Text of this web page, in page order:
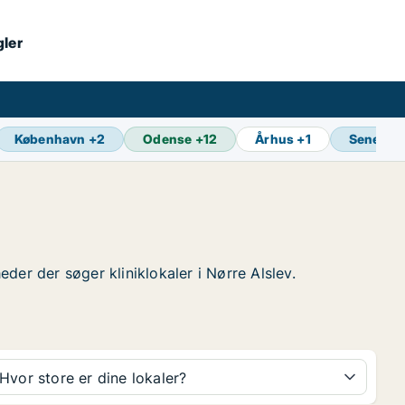
København +2 Odense +12 Århus +1
der søger kliniklokaler i Nørre Alslev.
Hvor store er dine lokaler?